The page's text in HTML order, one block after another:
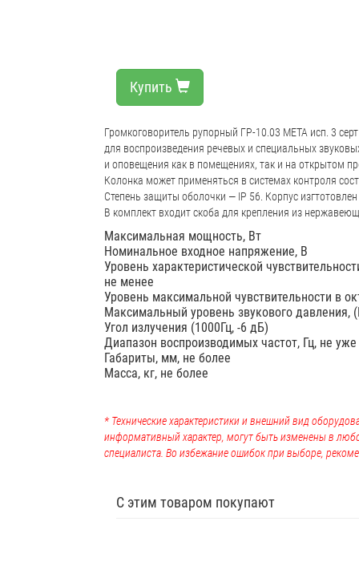
Купить
Громкоговоритель рупорный ГР‑10.03 МЕТА исп. 3
для воспроизведения речевых и специальных
и оповещения как в помещениях, так и на открытом
Колонка может применяться в системах контроля
Степень защиты оболочки — IP 56. Корпус изгтотовлен
В комплект входит скоба для крепления из
Максимальная мощность, Вт
Номинальное входное напряжение, В
Уровень характеристической
не менее
Уровень максимальной чувствительности в
Максимальный уровень звукового давления,
Угол излучения (1000Гц, ‑6 дБ)
Диапазон воспроизводимых частот, Гц, не уже
Габариты, мм, не более
Масса, кг, не более
* Технические характеристики и внешний вид
информативный характер, могут быть изменены в
специалиста. Во избежание ошибок при выборе,
С этим товаром покупают